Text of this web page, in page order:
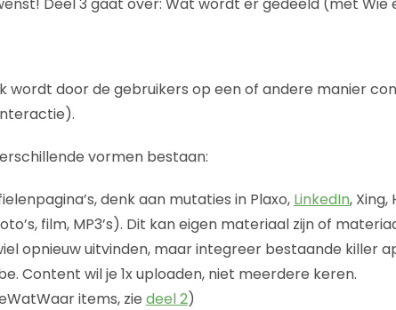
wordt door de gebruikers op een of andere manier
vormen bestaan:
denk aan mutaties in Plaxo, LinkedIn, Xing,
film, MP3’s). Dit kan eigen materiaal zijn of
opnieuw uitvinden, maar integreer bestaande killer
Content wil je 1x uploaden, niet meerdere keren.
items, zie deel 2)